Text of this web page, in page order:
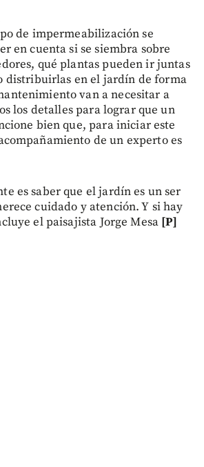
de impermeabilización se
en cuenta si se siembra sobre
qué plantas pueden ir juntas
distribuirlas en el jardín de forma
van a necesitar a
los detalles para lograr que un
bien que, para iniciar este
de un experto es
es saber que el jardín es un ser
cuidado y atención. Y si hay
el paisajista Jorge Mesa [P]